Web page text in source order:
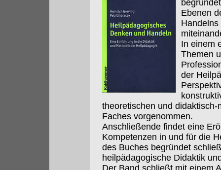
Ebenen
In einem
Themen
der
theoretischen und
Faches vorgenommen.
Anschließende findet eine
Kompetenzen in und für die
des Buches begründet
heilpädagogische Didaktik
Der Band schließt mit einem